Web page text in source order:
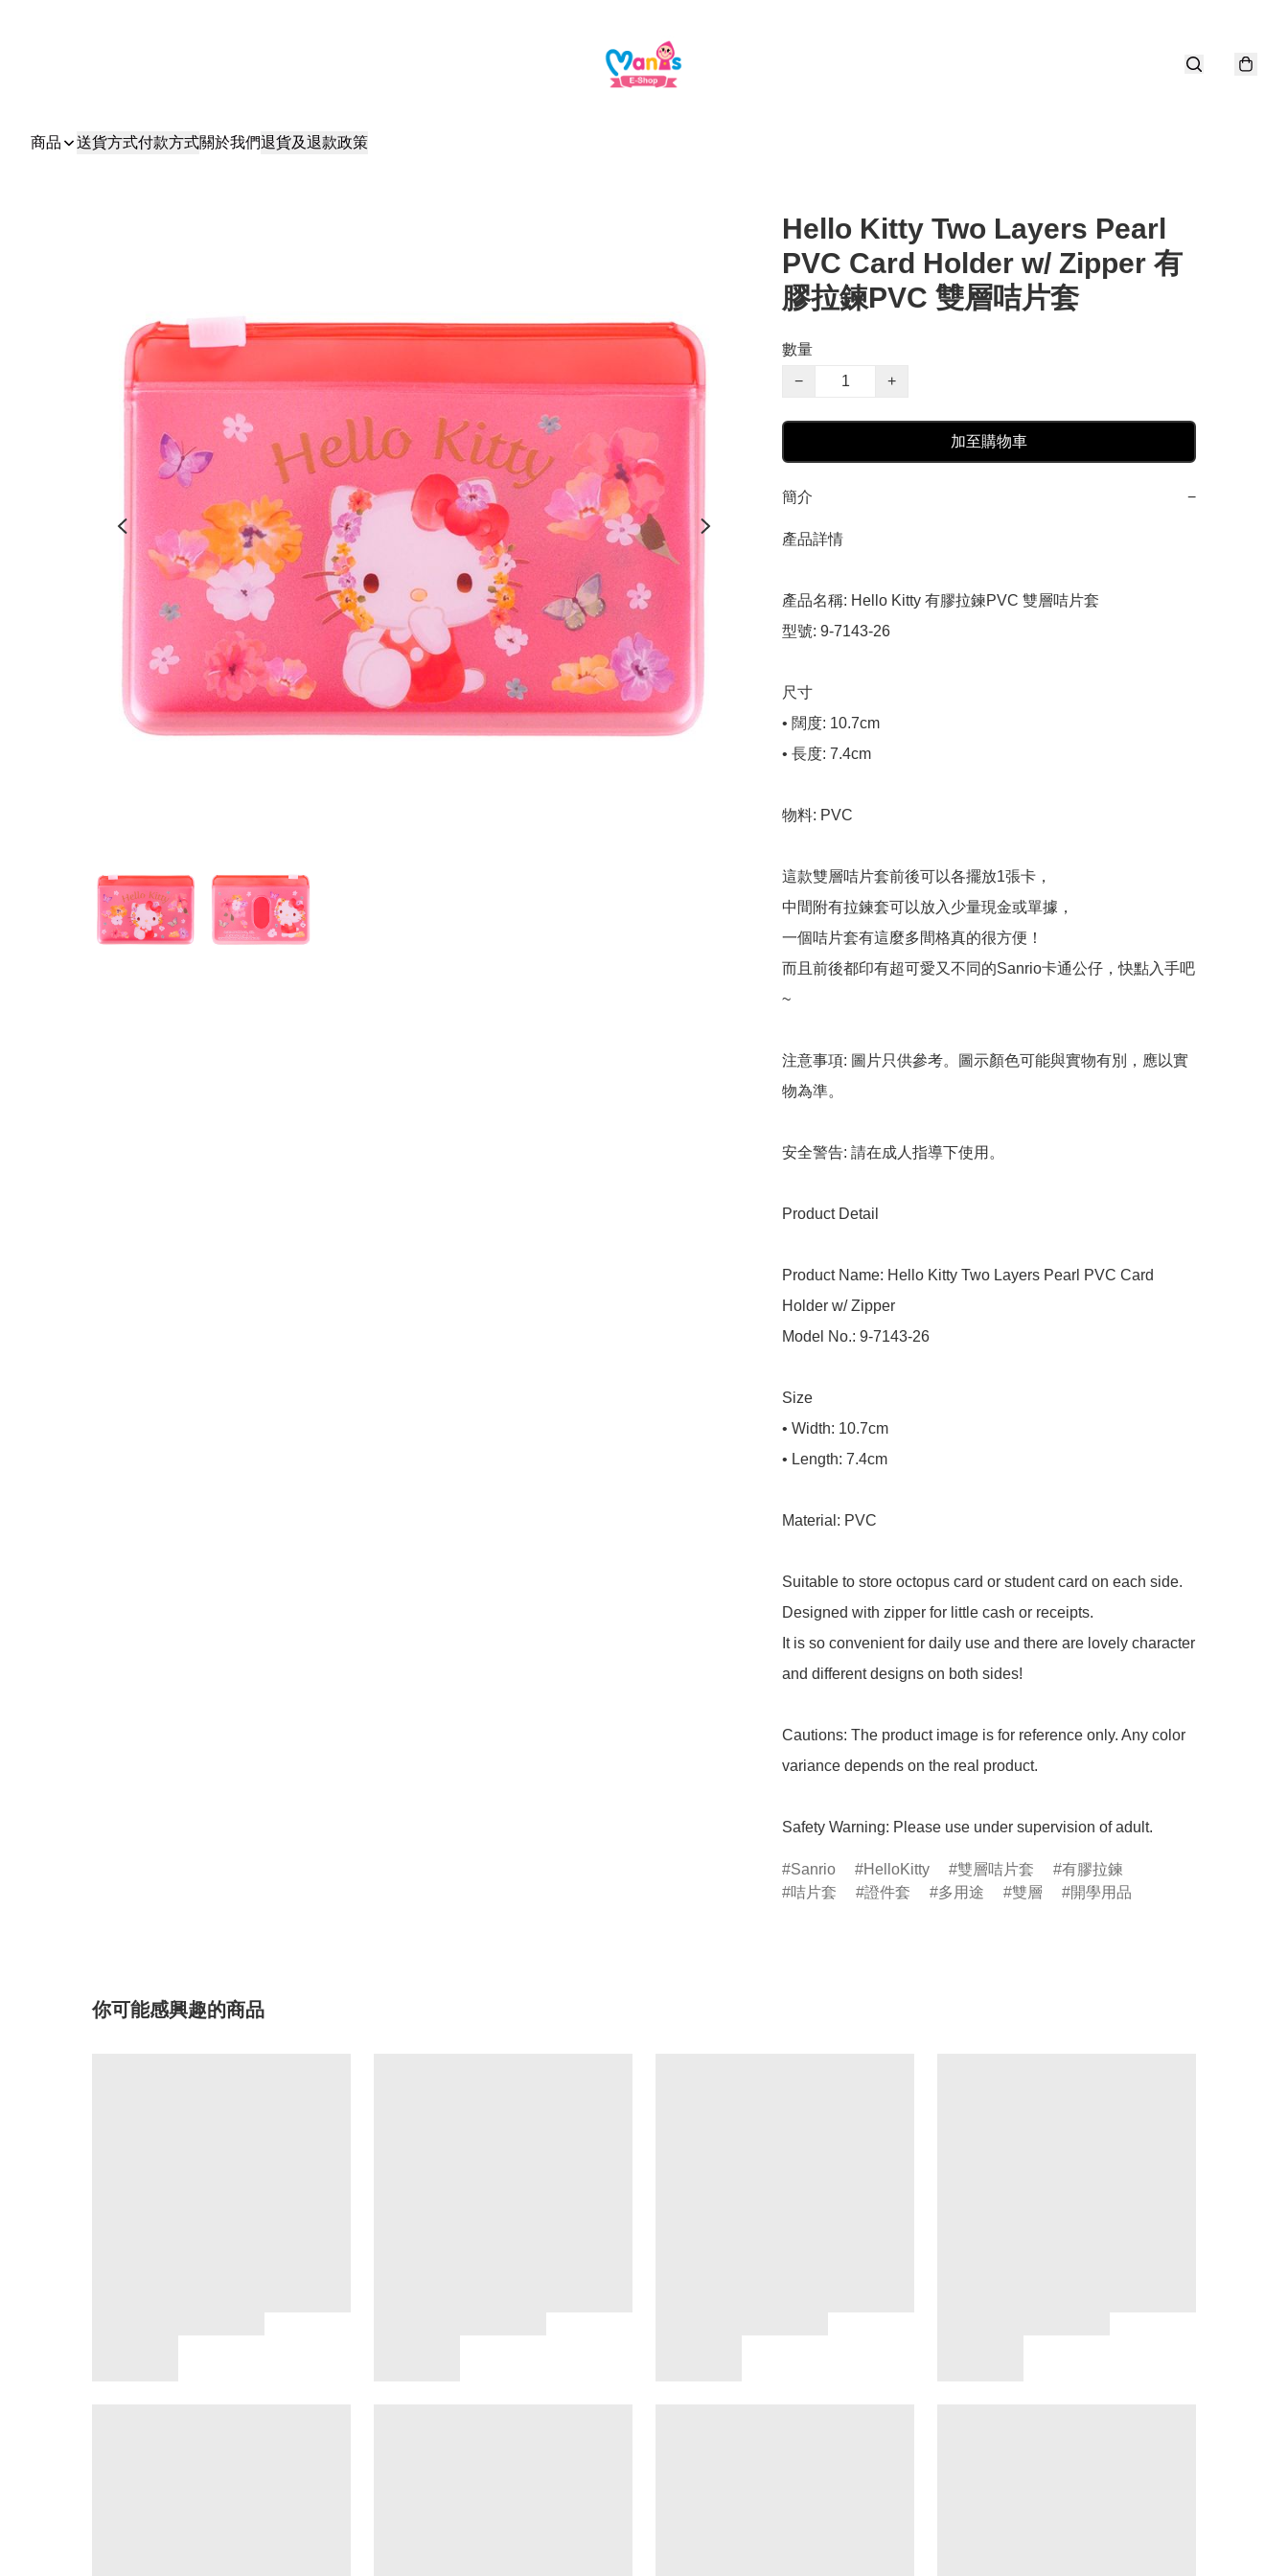
商品 送貨方式付款方式關於我們退貨及退款政策
Hello Kitty Two Layers Pearl
PVC Card Holder w/ Zipper 有
膠拉鍊PVC 雙層咭片套
數量
−
+
加至購物車
簡介 −
產品詳情
產品名稱: Hello Kitty 有膠拉鍊PVC 雙層咭片套
型號: 9-7143-26
尺寸
• 闊度: 10.7cm
• 長度: 7.4cm
物料: PVC
這款雙層咭片套前後可以各擺放1張卡，
中間附有拉鍊套可以放入少量現金或單據，
一個咭片套有這麼多間格真的很方便！
而且前後都印有超可愛又不同的Sanrio卡通公仔，快點入手吧
~
注意事項: 圖片只供參考。圖示顏色可能與實物有別，應以實
物為準。
安全警告: 請在成人指導下使用。
Product Detail
Product Name: Hello Kitty Two Layers Pearl PVC Card
Holder w/ Zipper
Model No.: 9-7143-26
Size
• Width: 10.7cm
• Length: 7.4cm
Material: PVC
Suitable to store octopus card or student card on each side.
Designed with zipper for little cash or receipts.
It is so convenient for daily use and there are lovely character
and different designs on both sides!
Cautions: The product image is for reference only. Any color
variance depends on the real product.
Safety Warning: Please use under supervision of adult.
Sanrio HelloKitty 雙層咭片套
有膠拉鍊
咭片套
證件套 多用途 雙層 開學用品
你可能感興趣的商品